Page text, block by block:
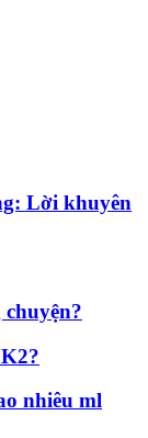
Lời khuyên
nhiêu ml